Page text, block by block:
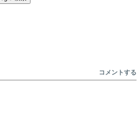
コメントする